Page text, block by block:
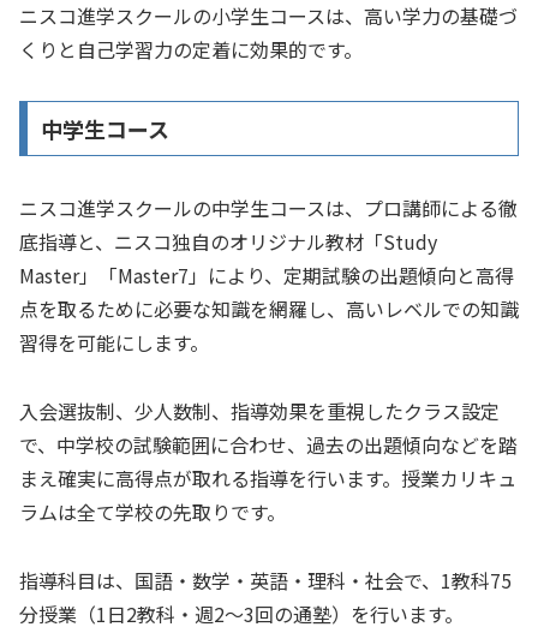
ニスコ進学スクールの小学生コースは、高い学力の基礎づ
くりと自己学習力の定着に効果的です。
中学生コース
ニスコ進学スクールの中学生コースは、プロ講師による徹
底指導と、ニスコ独自のオリジナル教材「Study
Master」「Master7」により、定期試験の出題傾向と高得
点を取るために必要な知識を網羅し、高いレベルでの知識
習得を可能にします。
入会選抜制、少人数制、指導効果を重視したクラス設定
で、中学校の試験範囲に合わせ、過去の出題傾向などを踏
まえ確実に高得点が取れる指導を行います。授業カリキュ
ラムは全て学校の先取りです。
指導科目は、国語・数学・英語・理科・社会で、1教科75
分授業（1日2教科・週2～3回の通塾）を行います。